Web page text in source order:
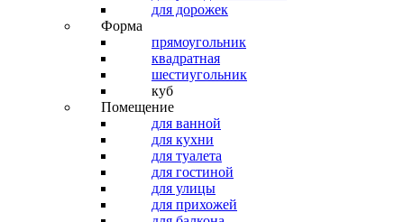
для дорожек
Форма
прямоугольник
квадратная
шестиугольник
куб
Помещение
для ванной
для кухни
для туалета
для гостиной
для улицы
для прихожей